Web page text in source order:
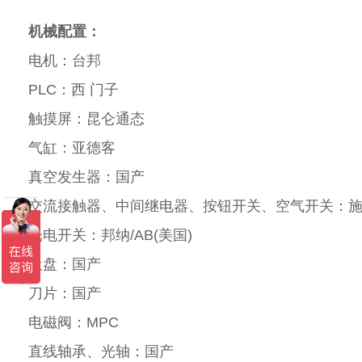
机械配置：
电机：台邦
PLC：西 门子
触摸屏：昆仑通态
气缸：亚德客
真空发生器：国产
交流接触器、中间继电器、按钮开关、空气开关：
光电开关：邦纳/AB(美国)
吸盘：国产
刀片：国产
电磁阀：MPC
直线轴承、光轴：国产